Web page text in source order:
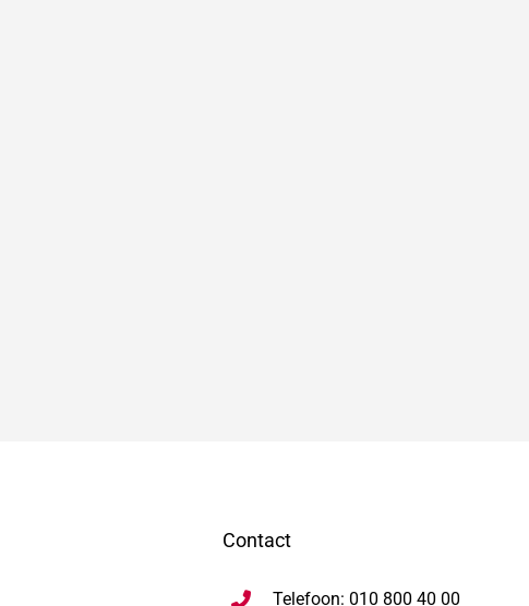
Contact
Telefoon: 010 800 40 00